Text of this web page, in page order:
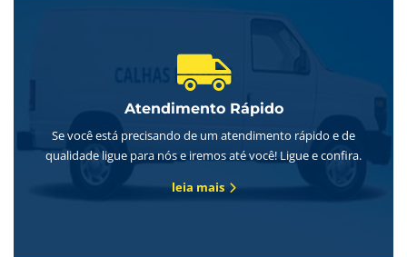
Atendimento Rápido
Se você está precisando de um atendimento rápido e de
qualidade ligue para nós e iremos até você! Ligue e confira.
leia mais